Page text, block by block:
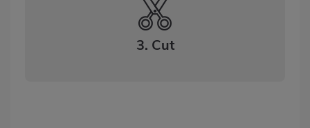
3. Cut